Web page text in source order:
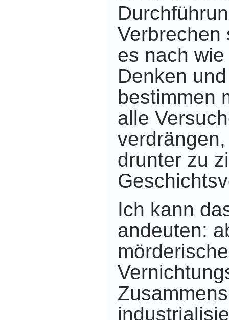
Verbrechen
es nach
Denken
bestimmen
alle
drunter zu
Ich kann
andeuten:
mörderische